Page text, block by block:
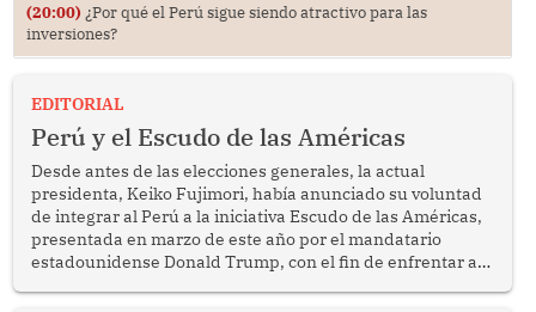
(20:00) ¿Por qué el Perú sigue siendo atractivo para las
inversiones?
EDITORIAL
Perú y el Escudo de las Américas
Desde antes de las elecciones generales, la actual
presidenta, Keiko Fujimori, había anunciado su voluntad
de integrar al Perú a la iniciativa Escudo de las Américas,
presentada en marzo de este año por el mandatario
estadounidense Donald Trump, con el fin de enfrentar al